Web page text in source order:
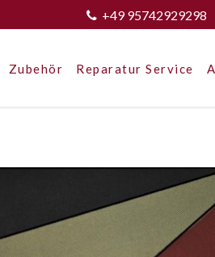
+49 95742929298
Zubehör Reparatur Service